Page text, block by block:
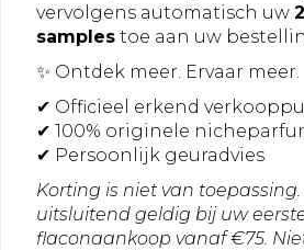
GEURTIP VAN DE WEEK
Summer Yummer
Parfum 50ml
Een speelse en verfijnde
vanille en frisse room
kleurrijke zomerse niche
€ 119,00
vervolgens automatisch uw
samples toe aan uw
✨ Ontdek meer. Ervaar meer.
✔ Officieel erkend
✔ 100% originele
✔ Persoonlijk geuradvies
Korting is niet van toepassing.
uitsluitend geldig bij uw
flaconaankoop vanaf €75.